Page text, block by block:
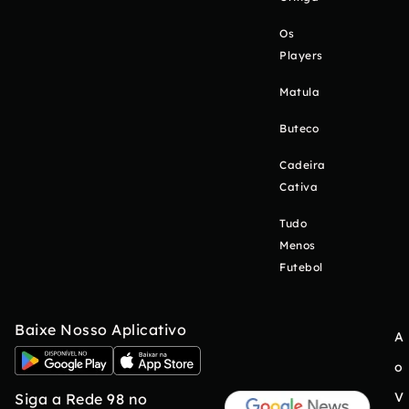
Os
Players
Matula
Buteco
Cadeira
Cativa
Tudo
Menos
Futebol
Baixe Nosso Aplicativo
Siga a Rede 98 no
A
o
V